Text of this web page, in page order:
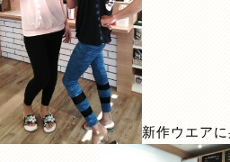
新作ウエア